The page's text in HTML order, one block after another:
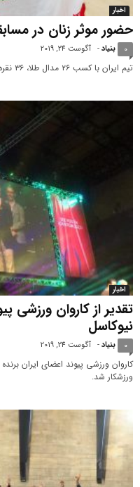
اخبار
حضور موثر زنان در
بنیاد- آگوست 24, 2019 0
تیم ایران با کسب ۲۶ مدال طلا، ۳۶ نقره و ۳۳ برنز در...
اخبار
تقدیر از کاروان ورزشی
نیوکاسل
بنیاد- آگوست 24, 2019 0
کاروان ورزشی پیوند اعضای ایران
ورزشکار شد.